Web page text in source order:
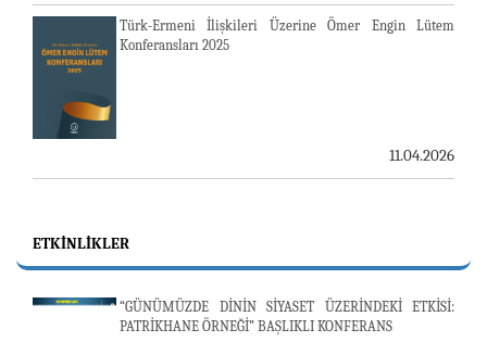
Türk-Ermeni İlişkileri Üzerine Ömer Engin Lütem
Konferansları 2025
11.04.2026
ETKINLIKLER
“GÜNÜMÜZDE DİNİN SİYASET ÜZERİNDEKİ ETKİSİ:
PATRİKHANE ÖRNEĞİ” BAŞLIKLI KONFERANS
23-24 TEMMUZ SUNUCU SORUNU VE AVİM GÜNLÜK
BÜLTEN
24.07.2026
"REVIEW OF ARMENIAN STUDIES (RAS)" DERGİSİ'NİN